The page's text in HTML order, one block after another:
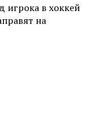
игрока в хоккей
на